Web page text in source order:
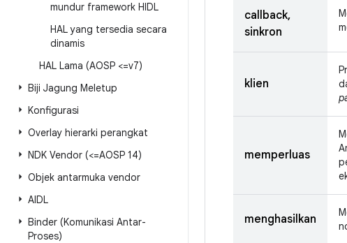
mundur framework HIDL
HAL yang tersedia secara
dinamis
HAL Lama (AOSP <=v7)
Biji Jagung Meletup
Konfigurasi
Overlay hierarki perangkat
NDK Vendor (<=AOSP 14)
Objek antarmuka vendor
AIDL
Binder (Komunikasi Antar-
Proses)
callback,
sinkron
klien
memperluas
menghasilkan